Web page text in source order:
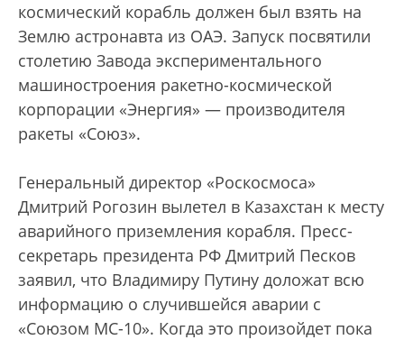
космический корабль должен был взять на
Землю астронавта из ОАЭ. Запуск посвятили
столетию Завода экспериментального
машиностроения ракетно-космической
корпорации «Энергия» — производителя
ракеты «Союз».
Генеральный директор «Роскосмоса»
Дмитрий Рогозин вылетел в Казахстан к месту
аварийного приземления корабля. Пресс-
секретарь президента РФ Дмитрий Песков
заявил, что Владимиру Путину доложат всю
информацию о случившейся аварии с
«Союзом МС-10». Когда это произойдет пока